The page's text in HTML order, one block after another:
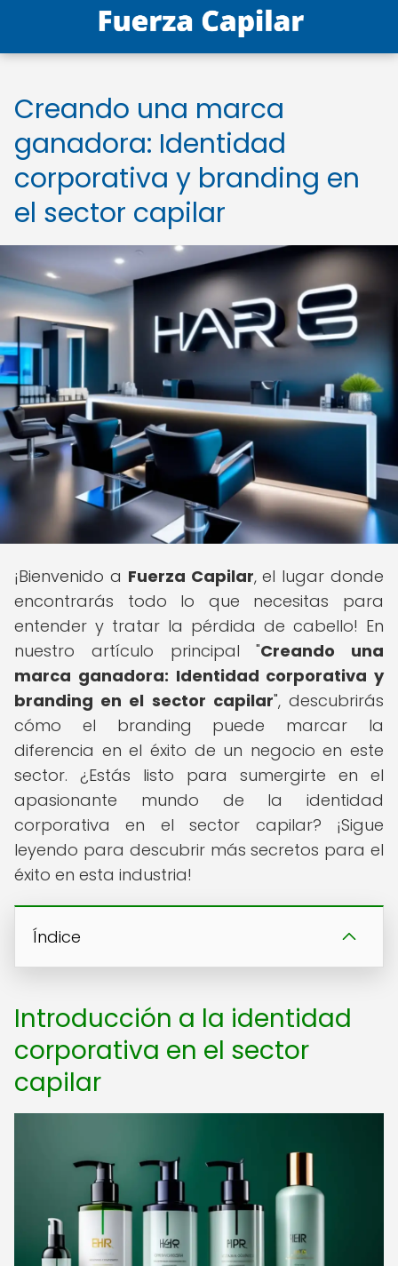
Creando una marca
ganadora: Identidad
corporativa y branding en
el sector capilar
¡Bienvenido a Fuerza Capilar, el lugar donde
encontrarás todo lo que necesitas para
entender y tratar la pérdida de cabello! En
nuestro artículo principal "Creando una
marca ganadora: Identidad corporativa y
branding en el sector capilar", descubrirás
cómo el branding puede marcar la
diferencia en el éxito de un negocio en este
sector. ¿Estás listo para sumergirte en el
apasionante mundo de la identidad
corporativa en el sector capilar? ¡Sigue
leyendo para descubrir más secretos para el
éxito en esta industria!
Índice
Introducción a la identidad
corporativa en el sector
capilar